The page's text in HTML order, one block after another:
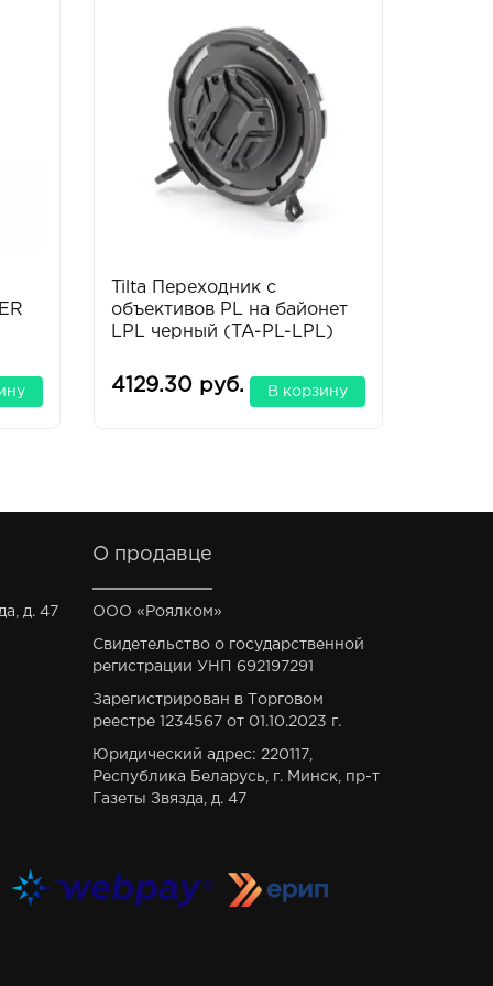
Tilta Переходник с
объективов PL на байонет
LPL черный (TA-PL-LPL)
4129.30 руб. В корзину
д. 47
О продавце
ООО «Роялком»
Свидетельство о государственной
регистрации УНП 692197291
Зарегистрирован в Торговом
реестре 1234567 от 01.10.2023 г.
Юридический адрес: 220117,
Республика Беларусь, г. Минск, пр-т
Газеты Звязда, д. 47